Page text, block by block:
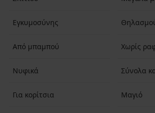
Εγκυμοσύνης
Από μπαμπού Χωρίς
Νυφικά Σύνολα
Για κορίτσια Μαγιό